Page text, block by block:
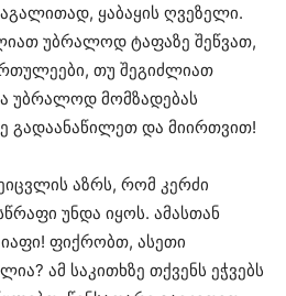
ყაბაყის ღვეზელი.
უბრალოდ ტაფაზე შეწვათ,
თუ შეგიძლიათ
უბრალოდ მომზადებას
და მიირთვით!
აზრს, რომ კერძი
უნდა იყოს. ამასთან
ფიქრობთ, ასეთი
ამ საკითხზე თქვენს ეჭვებს